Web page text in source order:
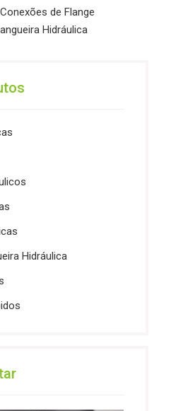
Conexões de Flange
Hidráulica
Hidráulica